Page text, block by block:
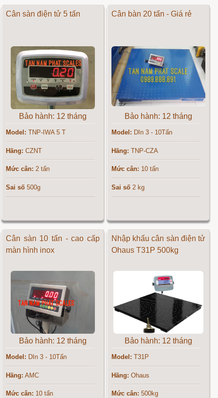
Cân sàn điện tử 5 tấn
Bảo hành: 12 tháng
Model: TNP-IWA 5 T
Hãng: CZNT
Mức cân: 2 tấn
Sai số 500g
Cân bàn 20 tấn - Giá rẻ
Bảo hành: 12 tháng
Model: DIn 3 - 10Tấn
Hãng: TNP-CZA
Mức cân: 10 tấn
Sai số 2 kg
Cân sàn 10 tấn - cao cấp
màn hình inox
Bảo hành: 12 tháng
Model: DIn 3 - 10Tấn
Hãng: AMC
Mức cân: 10 tấn
Nhập khẩu cân sàn điện tử
Ohaus T31P 500kg
Bảo hành: 12 tháng
Model: T31P
Hãng: Ohaus
Mức cân: 500kg